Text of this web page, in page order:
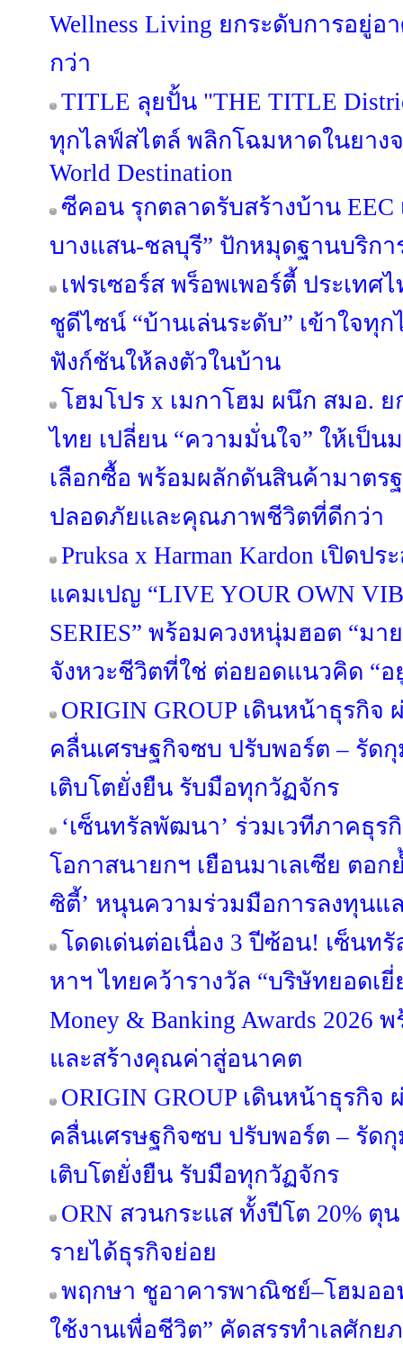
Wellness Living ยกระดับการอยู่
กว่า
TITLE ลุยปั้น "THE TITLE
ทุกไลฟ์สไตล์ พลิกโฉมหาดในยางจ
World Destination
ซีคอน รุกตลาดรับสร้างบ้าน EEC
บางแสน-ชลบุรี” ปักหมุดฐานบริก
เฟรเซอร์ส พร็อพเพอร์ตี้ ประเท
ชูดีไซน์ “บ้านเล่นระดับ” เข้าใจทุ
ฟังก์ชันให้ลงตัวในบ้าน
โฮมโปร x เมกาโฮม ผนึก สมอ.
ไทย เปลี่ยน “ความมั่นใจ” ให้เป็น
เลือกซื้อ พร้อมผลักดันสินค้ามาตร
ปลอดภัยและคุณภาพชีวิตที่ดีกว่า
Pruksa x Harman Kardon เปิด
แคมเปญ “LIVE YOUR OWN
SERIES” พร้อมควงหนุ่มฮอต “ม
จังหวะชีวิตที่ใช่ ต่อยอดแนวคิด “อ
ORIGIN GROUP เดินหน้าธุรกิจ
คลื่นเศรษฐกิจซบ ปรับพอร์ต – รัด
เติบโตยั่งยืน รับมือทุกวัฏจักร
‘เซ็นทรัลพัฒนา’ ร่วมเวทีภาคธุร
โอกาสนายกฯ เยือนมาเลเซีย ตอ
ซิตี้’ หนุนความร่วมมือการลงทุนแ
โดดเด่นต่อเนื่อง 3 ปีซ้อน! เซ็นท
หาฯ ไทยคว้ารางวัล “บริษัทยอดเ
Money & Banking Awards 2026
และสร้างคุณค่าสู่อนาคต
ORIGIN GROUP เดินหน้าธุรกิจ
คลื่นเศรษฐกิจซบ ปรับพอร์ต – รัด
เติบโตยั่งยืน รับมือทุกวัฏจักร
ORN สวนกระแส ทั้งปีโต 20% ตุ
รายได้ธุรกิจย่อย
พฤกษา ชูอาคารพาณิชย์–โฮมออ
ใช้งานเพื่อชีวิต” คัดสรรทำเลศักย